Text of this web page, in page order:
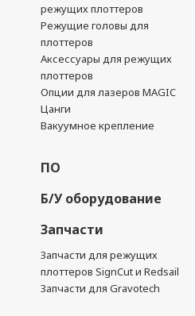
режущих плоттеров
Режущие головы для
плоттеров
Аксессуары для режущих
плоттеров
Опции для лазеров MAGIC
Цанги
Вакуумное крепление
ПО
Б/У оборудование
Запчасти
Запчасти для режущих
плоттеров SignCut и Redsail
Запчасти для Gravotech